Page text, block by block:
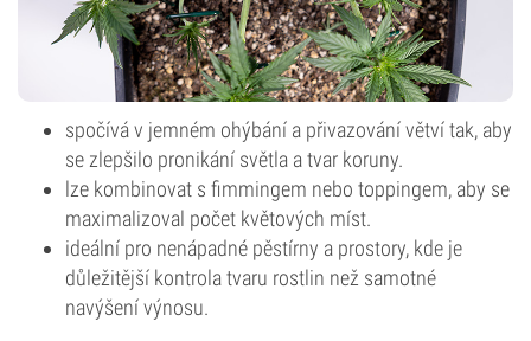
spočívá v jemném ohýbání a přivazování větví tak, aby
se zlepšilo pronikání světla a tvar koruny.
lze kombinovat s fimmingem nebo toppingem, aby se
maximalizoval počet květových míst.
ideální pro nenápadné pěstírny a prostory, kde je
důležitější kontrola tvaru rostlin než samotné
navýšení výnosu.